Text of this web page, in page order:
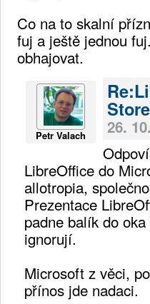
Co na to skalní
fuj a ještě jednou
obhajovat.
Petr Valach
Store
26.
LibreOffice do
allotropia,
Prezentace
padne balík do
ignorují.
Microsoft z věci,
přínos jde nadaci.